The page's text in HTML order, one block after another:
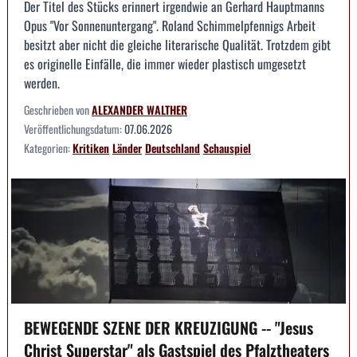
Der Titel des Stücks erinnert irgendwie an Gerhard Hauptmanns
Opus "Vor Sonnenuntergang". Roland Schimmelpfennigs Arbeit
besitzt aber nicht die gleiche literarische Qualität. Trotzdem gibt
es originelle Einfälle, die immer wieder plastisch umgesetzt
werden.
Geschrieben vonALEXANDER WALTHER
Veröffentlichungsdatum:07.06.2026
Kategorien:KritikenLänderDeutschlandSchauspiel
BEWEGENDE SZENE DER KREUZIGUNG -- "Jesus
Christ Superstar" als Gastspiel des Pfalztheaters